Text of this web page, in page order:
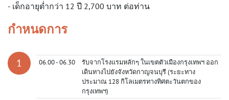
- เด็กอายุต่ำกว่า 12 ปี 2,700 บาท ต่อท่าน
กำหนดการ
06.00 - 06.30
รับจากโรงแรมหลักๆ ในเขตตัวเมืองกรุงเทพฯ ออก
เดินทางไปยังจังหวัดกาญจนบุรี (ระยะทาง
ประมาณ 128 กิโลเมตรทางทิศตะวันตกของ
กรุงเทพฯ)